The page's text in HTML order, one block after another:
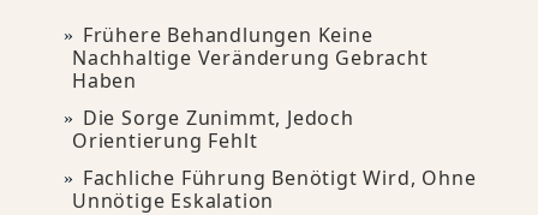
Frühere Behandlungen Keine
Nachhaltige Veränderung Gebracht
Haben
Die Sorge Zunimmt, Jedoch
Orientierung Fehlt
Fachliche Führung Benötigt Wird, Ohne
Unnötige Eskalation